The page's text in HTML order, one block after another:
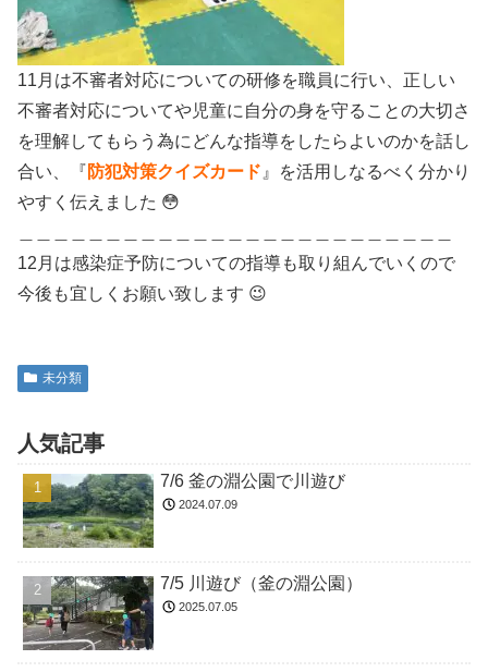
11月は不審者対応についての研修を職員に行い、正しい
不審者対応についてや児童に自分の身を守ることの大切さ
を理解してもらう為にどんな指導をしたらよいのかを話し
合い、『 防犯対策クイズカード 』を活用しなるべく分かり
やすく伝えました 😳
12月は感染症予防についての指導も取り組んでいくので
今後も宜しくお願い致します 😉
未分類
人気記事
7/6 釜の淵公園で川遊び
2024.07.09
7/5 川遊び（釜の淵公園）
2025.07.05